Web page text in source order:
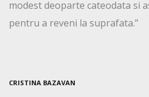
modest deoparte cateodata si
pentru a reveni la suprafata.”
CRISTINA BAZAVAN